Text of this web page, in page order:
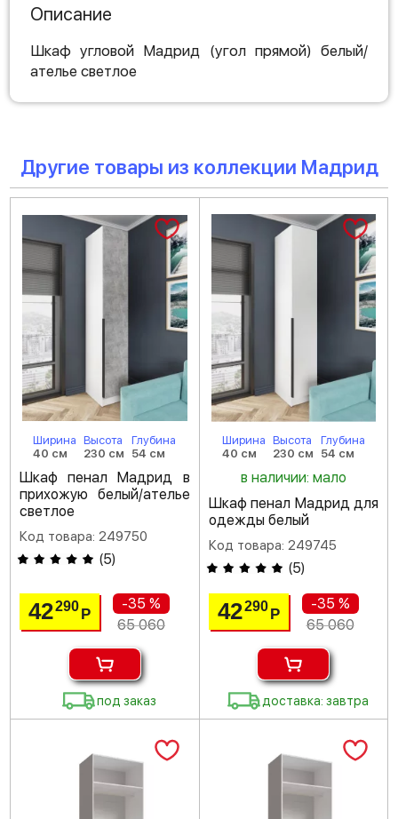
Описание
Шкаф угловой Мадрид (угол прямой) белый/
ателье светлое
Другие товары из коллекции Мадрид
Ширина
40 см
Высота
230 см
Глубина
54 см
Шкаф пенал Мадрид в
прихожую белый/ателье
светлое
Код товара: 249750
(5)
42290 Р
-35 %
65 060
под заказ
Ширина
40 см
Высота
230 см
Глубина
54 см
в наличии: мало
Шкаф пенал Мадрид для
одежды белый
Код товара: 249745
(5)
42290 Р
-35 %
65 060
доставка: завтра